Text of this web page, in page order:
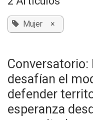
Mujer ×
Conversatorio:
desafían el
defender
esperanza